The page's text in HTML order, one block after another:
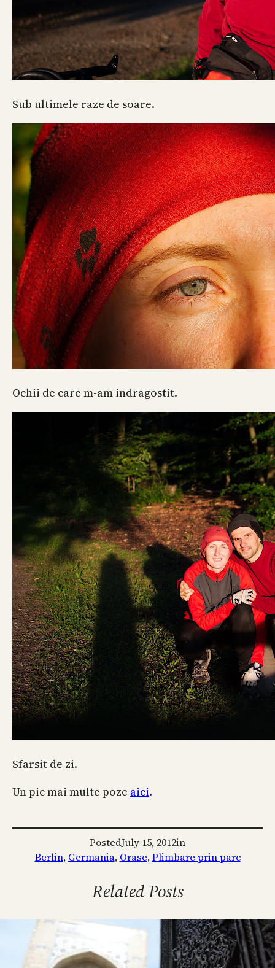
Sub ultimele raze de soare.
Ochii de care m-am indragostit.
Sfarsit de zi.
Un pic mai multe poze aici.
PostedJuly 15, 2012in
Berlin, Germania, Orase, Plimbare prin parc
Related Posts